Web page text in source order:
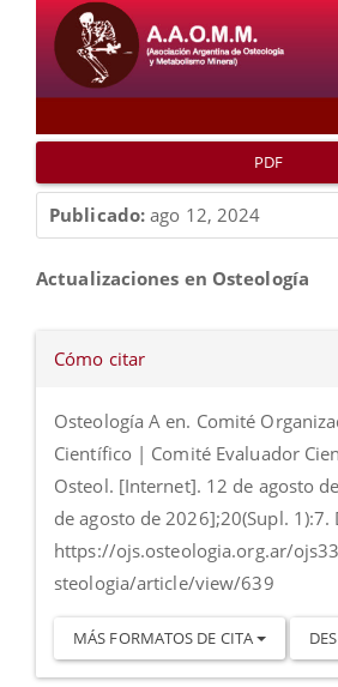
PDF
Publicado: ago 12, 2024
Contenido
del
artículo
Actualizaciones en Osteología
Detalles
del
artículo
Cómo citar
Osteología A en. Comité
Científico | Comité Evaluador
Osteol. [Internet]. 12 de agosto
de agosto de 2026];20(Supl. 1):7.
https://ojs.osteologia.org.ar/
steologia/article/view/639
MÁS FORMATOS DE CITA